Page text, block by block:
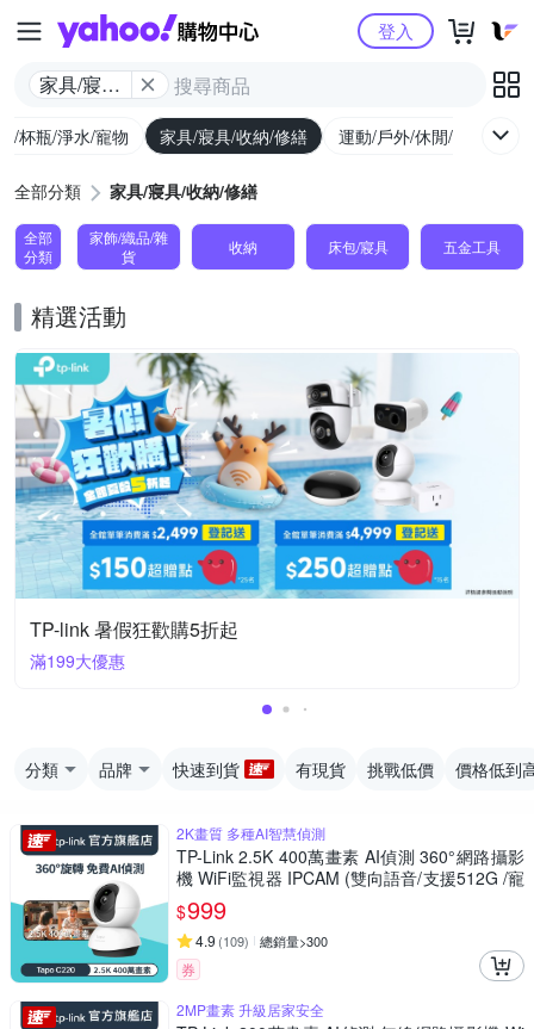
Yahoo購物中心
家具/寢具/
登入
/杯瓶/淨水/寵物 家具/寢具/收納/修繕 運動/戶外/休閒/健身
全部分類 家具/寢具/收納/修繕
全部
分類
家飾/織品/雜
貨
收納 床包/寢具 五金工具
精選活動
TP-link 暑假狂歡購5折起
滿199大優惠
分類 品牌 快速到貨 有現貨 挑戰低價 價格低到
2K畫質 多種AI智慧偵測
TP-Link 2.5K 400萬畫素 AI偵測 360°網路攝影
機 WiFi監視器 IPCAM (雙向語音/支援512G /寵
物/嬰兒/長輩/Tapo C220)
$999
4.9 (109) 總銷量>300
券
2MP畫素 升級居家安全